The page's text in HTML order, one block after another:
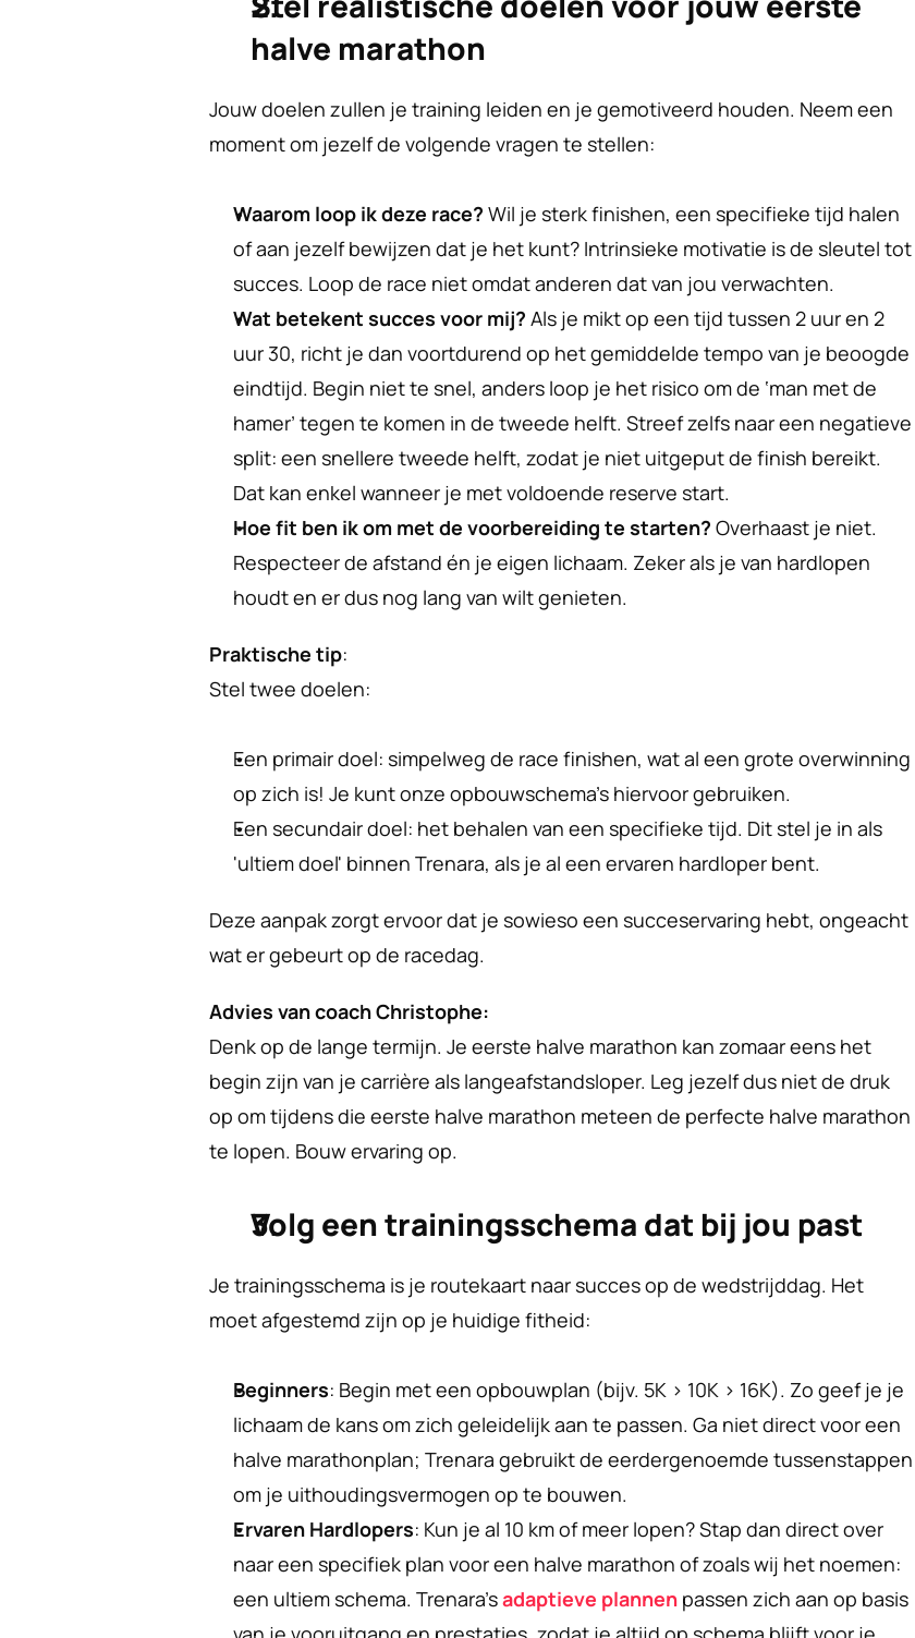
halve marathon
Jouw doelen zullen je training leiden en je gemotiveerd houden. Neem een
moment om jezelf de volgende vragen te stellen:
Waarom loop ik deze race? Wil je sterk finishen, een specifieke tijd halen
of aan jezelf bewijzen dat je het kunt? Intrinsieke motivatie is de sleutel tot
succes. Loop de race niet omdat anderen dat van jou verwachten.
Wat betekent succes voor mij? Als je mikt op een tijd tussen 2 uur en 2
uur 30, richt je dan voortdurend op het gemiddelde tempo van je beoogde
eindtijd. Begin niet te snel, anders loop je het risico om de ‘man met de
hamer’ tegen te komen in de tweede helft. Streef zelfs naar een negatieve
split: een snellere tweede helft, zodat je niet uitgeput de finish bereikt.
Dat kan enkel wanneer je met voldoende reserve start.
Hoe fit ben ik om met de voorbereiding te starten? Overhaast je niet.
Respecteer de afstand én je eigen lichaam. Zeker als je van hardlopen
houdt en er dus nog lang van wilt genieten.
Praktische tip:
Stel twee doelen:
Een primair doel: simpelweg de race finishen, wat al een grote overwinning
op zich is! Je kunt onze opbouwschema's hiervoor gebruiken.
Een secundair doel: het behalen van een specifieke tijd. Dit stel je in als
'ultiem doel' binnen Trenara, als je al een ervaren hardloper bent.
Deze aanpak zorgt ervoor dat je sowieso een succeservaring hebt, ongeacht
wat er gebeurt op de racedag.
Advies van coach Christophe:
Denk op de lange termijn. Je eerste halve marathon kan zomaar eens het
begin zijn van je carrière als langeafstandsloper. Leg jezelf dus niet de druk
op om tijdens die eerste halve marathon meteen de perfecte halve marathon
te lopen. Bouw ervaring op.
Volg een trainingsschema dat bij jou past
Je trainingsschema is je routekaart naar succes op de wedstrijddag. Het
moet afgestemd zijn op je huidige fitheid:
Beginners: Begin met een opbouwplan (bijv. 5K > 10K > 16K). Zo geef je je
lichaam de kans om zich geleidelijk aan te passen. Ga niet direct voor een
halve marathonplan; Trenara gebruikt de eerdergenoemde tussenstappen
om je uithoudingsvermogen op te bouwen.
Ervaren Hardlopers: Kun je al 10 km of meer lopen? Stap dan direct over
naar een specifiek plan voor een halve marathon of zoals wij het noemen:
een ultiem schema. Trenara's adaptieve plannen passen zich aan op basis